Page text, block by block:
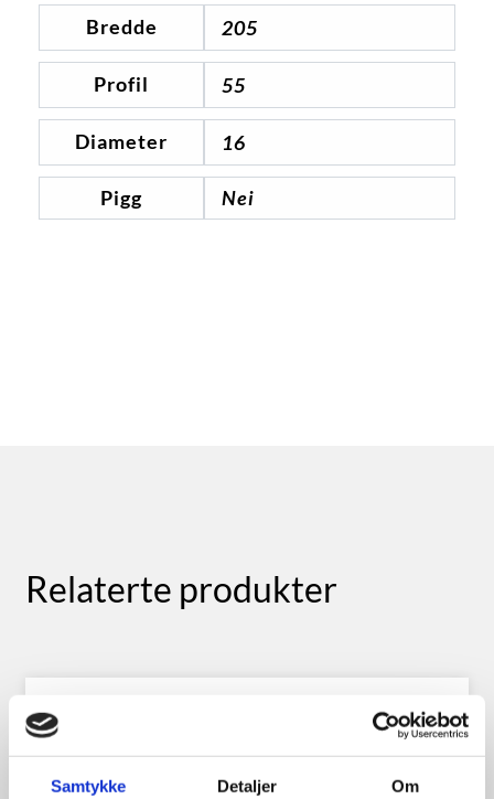
Samtykke Detaljer Om
Bredde 205
Profil 55
Diameter 16
Pigg Nei
Relaterte produkter